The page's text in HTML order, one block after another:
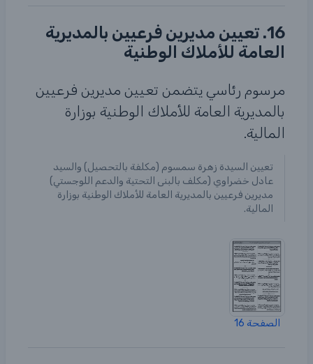
16. تعيين مديرين فرعيين بالمديرية
العامة للأملاك الوطنية
مرسوم رئاسي يتضمن تعيين مديرين فرعيين
بالمديرية العامة للأملاك الوطنية بوزارة
المالية.
تعيين السيدة زهرة سمسوم (مكلفة بالتحصيل) والسيد
عادل خضراوي (مكلف بالبنى التحتية والدعم اللوجستي)
مديرين فرعيين بالمديرية العامة للأملاك الوطنية بوزارة
المالية.
الصفحة 16